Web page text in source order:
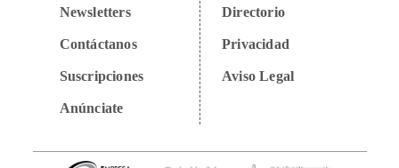
Newsletters
Contáctanos
Suscripciones
Anúnciate
Directorio
Privacidad
Aviso Legal